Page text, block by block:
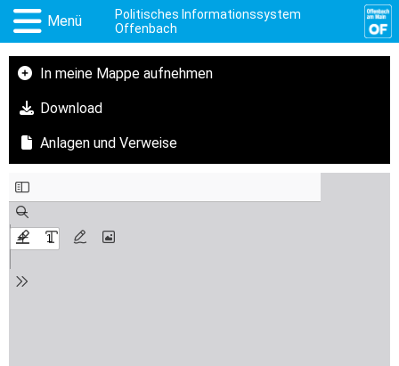
Menü
Politisches Informationssystem
Offenbach
In meine Mappe aufnehmen
Download
Anlagen und Verweise